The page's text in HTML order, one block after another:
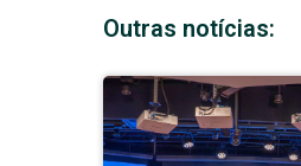
Outras notícias: